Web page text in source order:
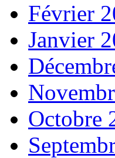
Février
Janvier
Octobre